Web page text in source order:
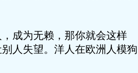
成为无赖，那你就会这样
人失望。洋人在欧洲人模狗